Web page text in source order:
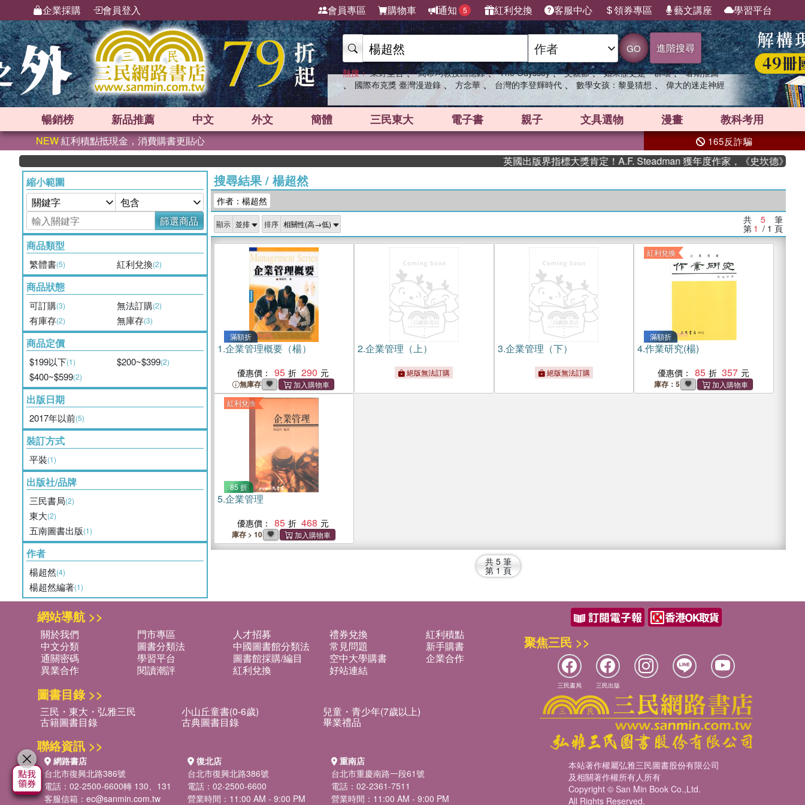
企業採購 會員登入 會員專區 購物車 通知 5 紅利兌換 客服中心 領券專區 藝文講座 學習平台
GO 進階搜尋
熱搜： 東野圭吾 、 高希均教授回憶錄 、 The Odyssey 、 父親節 、 如果歷史是一群喵 、 暑期推薦
、 國際布克獎 臺灣漫遊錄 、 方念華 、 台灣的李登輝時代 、 數學女孩：黎曼猜想 、 偉大的迷走神經
暢銷榜 新品推薦 中文 外文 簡體 三民東大 電子書 親子 文具選物 漫畫 教科考用
NEW紅利積點抵現金，消費購書更貼心 165反詐騙
英國出版界指標大獎肯定！A.F. Steadman 獲年度作家，《史坎德》系列
縮小範圍
篩選商品
商品類型
繁體書(5) 紅利兌換(2)
商品狀態
可訂購(3) 無法訂購(2)
有庫存(2) 無庫存(3)
商品定價
$199以下(1) $200~$399(2)
$400~$599(2)
出版日期
2017年以前(5)
裝訂方式
平裝(1)
出版社/品牌
三民書局(2)
東大(2)
五南圖書出版(1)
作者
楊超然(4)
楊超然編著(1)
搜尋結果/ 楊超然
作者：楊超然
顯示 排序 共 5 筆
第 1 / 1 頁
滿額折
1.企業管理概要（楊）
優惠價： 95 290
無庫存
2.企業管理（上）
絕版無法訂購
3.企業管理（下）
絕版無法訂購
紅利兌換
滿額折
4.作業研究(楊)
優惠價： 85 357
庫存：5
紅利兌換
85 折
5.企業管理
優惠價： 85 468
庫存 > 10
共 5 筆
第 1 頁
網站導航 >>
關於我們 門市專區 人才招募 禮券兌換
紅利積點
中文分類
圖書分類法 中國圖書館分類法 常見問題
新手購書
通關密碼
學習平台 圖書館採購/編目 空中大學購書
企業合作
異業合作
閱讀潮評 紅利兌換 好站連結
圖書目錄 >>
三民・東大・弘雅三民 小山丘童書(0-6歲) 兒童・青少年(7歲以上)
古籍圖書目錄 古典圖書目錄 畢業禮品
聯絡資訊 >>
網路書店
台北市復興北路386號
電話：02-2500-6600轉 130、131
客服信箱： ec@sanmin.com.tw
復北店
台北市復興北路386號
電話：02-2500-6600
營業時間：11:00 AM - 9:00 PM
重南店
台北市重慶南路一段61號
電話：02-2361-7511
營業時間：11:00 AM - 9:00 PM
聚焦三民 >>
三民書局 三民出版
本站著作權屬弘雅三民圖書股份有限公司
及相關著作權所有人所有
Copyright © San Min Book Co.,Ltd.
All Rights Reserved.